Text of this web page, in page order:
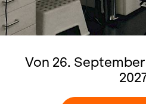
Von 26. September